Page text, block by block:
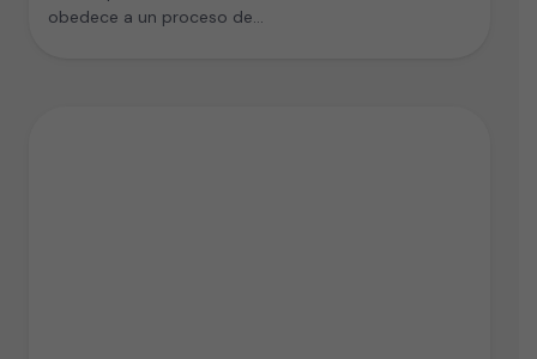
obedece a un proceso de…